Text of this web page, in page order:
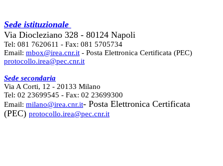
Sede istituzionale
Via Diocleziano 328 - 80124 Napoli
Tel: 081 7620611 - Fax: 081 5705734
Email: mbox@irea.cnr.it - Posta Elettronica Certificata (PEC)
protocollo.irea@pec.cnr.it
Sede secondaria
Via A Corti, 12 - 20133 Milano
Tel: 02 23699545 - Fax: 02 23699300
Email: milano@irea.cnr.it- Posta Elettronica Certificata
(PEC) protocollo.irea@pec.cnr.it